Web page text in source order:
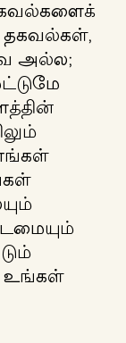
தகவல்கள்,
அல்ல;
உங்கள்